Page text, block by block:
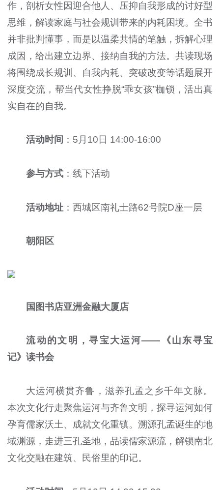
作，剖析女性因迎合他人、压抑自我形成的讨好型
思维，解读家庭与社会规训带来的内耗困境。全书
并非批判懂事，而是以温柔共情的笔触，拆解心理
成因，给出建立边界、接纳自我的方法。共读现场
将围绕成长规训、自我内耗、突破改变等话题展开
深度交流，帮当代女性挣脱“乖女孩”枷锁，活出真
实自在的自我。
活动时间 ：5月10日 14:00-16:00
参与方式 ：线下活动
活动地址 ：西城区南礼士路62号院D座一层
朝阳区
国图书店亚洲金融大厦店
流动的文明，寻宝大运河——《山东寻宝
记》读书会
大运河横贯齐鲁，滋养孔孟之乡千年文脉。
本次文化行走聚焦运河与齐鲁文明，探寻运河如何
孕育儒家沃土、成就文化重镇。溯源孔孟诞生的地
域渊源，走进三孔圣地，品读儒家源流，解锁南北
文化交融在建筑、民俗里的印记。